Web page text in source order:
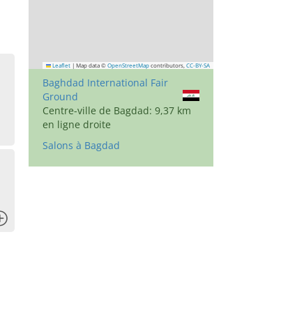
Leaflet | Map data © OpenStreetMap contributors, CC-BY-SA
Baghdad International Fair
Ground
Centre-ville de Bagdad: 9,37 km
en ligne droite
Salons à Bagdad